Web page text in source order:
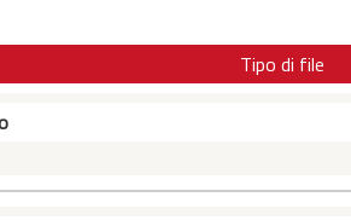
Tipo di file